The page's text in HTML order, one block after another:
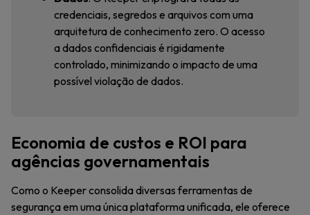
credenciais, segredos e arquivos com uma
arquitetura de conhecimento zero. O acesso
a dados confidenciais é rigidamente
controlado, minimizando o impacto de uma
possível violação de dados.
Economia de custos e ROI para
agências governamentais
Como o Keeper consolida diversas ferramentas de
segurança em uma única plataforma unificada, ele oferece